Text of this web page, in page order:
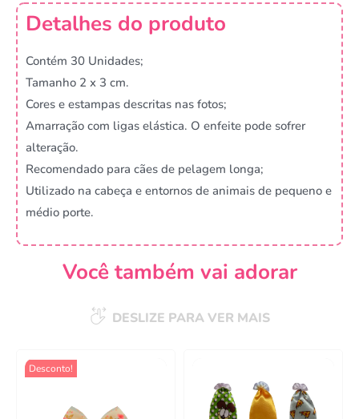
Detalhes do produto
Contém 30 Unidades;
Tamanho 2 x 3 cm.
Cores e estampas descritas nas fotos;
Amarração com ligas elástica. O enfeite pode sofrer
alteração.
Recomendado para cães de pelagem longa;
Utilizado na cabeça e entornos de animais de pequeno e
médio porte.
Você também vai adorar
DESLIZE PARA VER MAIS
Desconto!